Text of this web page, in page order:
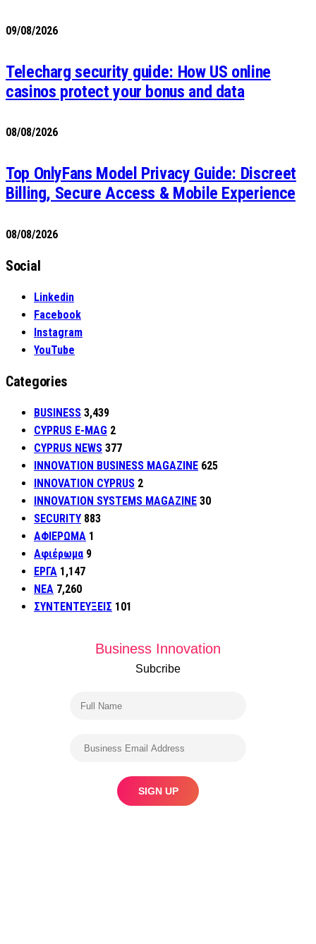
09/08/2026
Telecharg security guide: How US online
casinos protect your bonus and data
08/08/2026
Top OnlyFans Model Privacy Guide: Discreet
Billing, Secure Access & Mobile Experience
08/08/2026
Social
Linkedin
Facebook
Instagram
YouTube
Categories
BUSINESS 3,439
CYPRUS E-MAG 2
CYPRUS NEWS 377
INNOVATION BUSINESS MAGAZINE 625
INNOVATION CYPRUS 2
INNOVATION SYSTEMS MAGAZINE 30
SECURITY 883
ΑΦΙΕΡΩΜΑ 1
Αφιέρωμα 9
ΕΡΓΑ 1,147
ΝΕΑ 7,260
ΣΥΝΤΕΝΤΕΥΞΕΙΣ 101
Business Innovation
Subcribe